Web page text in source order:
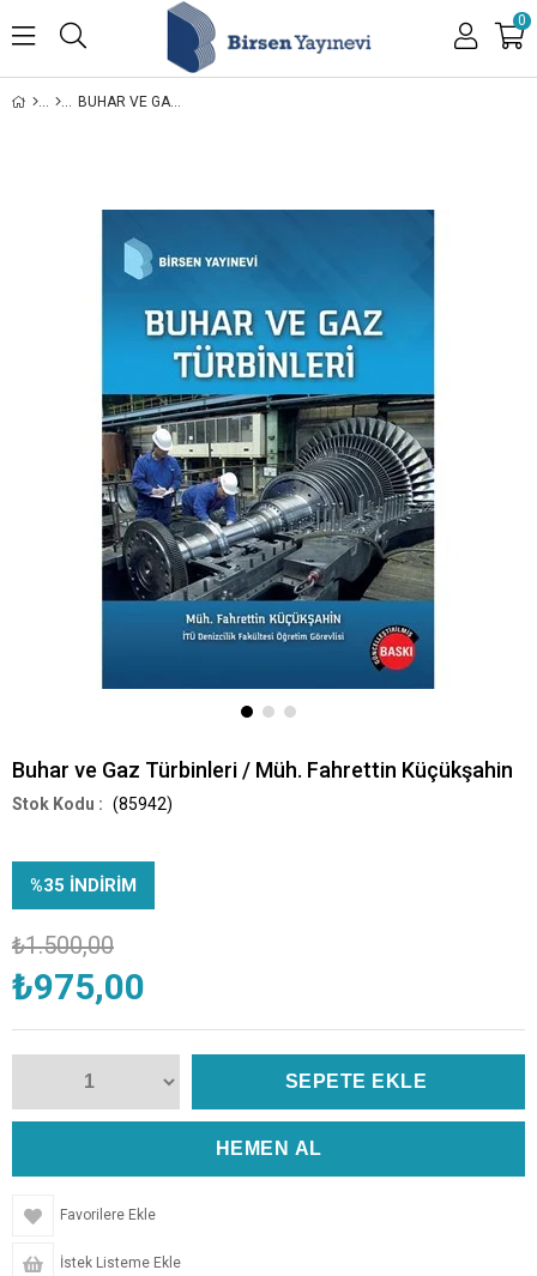
0
BUHAR VE GAZ TÜRBINLERI / MÜH. FAHRETTIN KÜÇÜKŞAHIN
Buhar ve Gaz Türbinleri / Müh. Fahrettin Küçükşahin
(85942)
%35 İNDIRIM
₺1.500,00
₺975,00
Favorilere Ekle
İstek Listeme Ekle